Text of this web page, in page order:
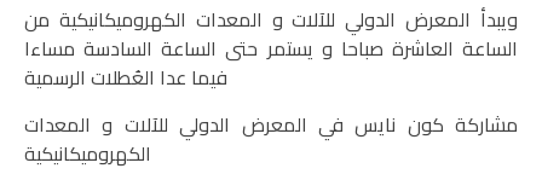
ويبدأ المعرض الدولي للآلات و المعدات الكهروميكانيكية من
الساعة العاشرة صباحا و يستمر حتى الساعة السادسة مساءا
فيما عدا العُطلات الرسمية
مشاركة كون نايس في المعرض الدولي للآلات و المعدات
الكهروميكانيكية